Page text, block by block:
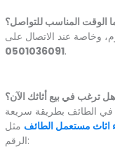
الوقت المناسب للتواصل؟
وخاصة عند الاتصال على
0501036091.
هل ترغب في بيع أثاثك الآن؟
في الطائف بطريقة سريعة
اثاث مستعمل الطائف مثل
الرقم: